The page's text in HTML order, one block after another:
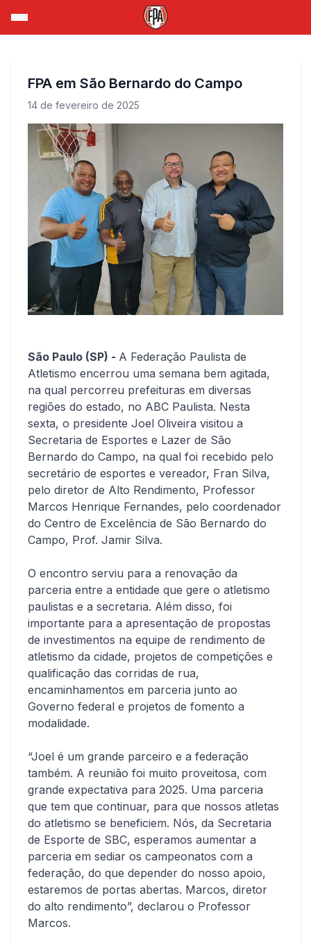
FPA em São Bernardo do Campo
14 de fevereiro de 2025
São Paulo (SP) - A Federação Paulista de
Atletismo encerrou uma semana bem agitada,
na qual percorreu prefeituras em diversas
regiões do estado, no ABC Paulista. Nesta
sexta, o presidente Joel Oliveira visitou a
Secretaria de Esportes e Lazer de São
Bernardo do Campo, na qual foi recebido pelo
secretário de esportes e vereador, Fran Silva,
pelo diretor de Alto Rendimento, Professor
Marcos Henrique Fernandes, pelo coordenador
do Centro de Excelência de São Bernardo do
Campo, Prof. Jamir Silva.
O encontro serviu para a renovação da
parceria entre a entidade que gere o atletismo
paulistas e a secretaria. Além disso, foi
importante para a apresentação de propostas
de investimentos na equipe de rendimento de
atletismo da cidade, projetos de competições e
qualificação das corridas de rua,
encaminhamentos em parceria junto ao
Governo federal e projetos de fomento a
modalidade.
“Joel é um grande parceiro e a federação
também. A reunião foi muito proveitosa, com
grande expectativa para 2025. Uma parceria
que tem que continuar, para que nossos atletas
do atletismo se beneficiem. Nós, da Secretaria
de Esporte de SBC, esperamos aumentar a
parceria em sediar os campeonatos com a
federação, do que depender do nosso apoio,
estaremos de portas abertas. Marcos, diretor
do alto rendimento”, declarou o Professor
Marcos.